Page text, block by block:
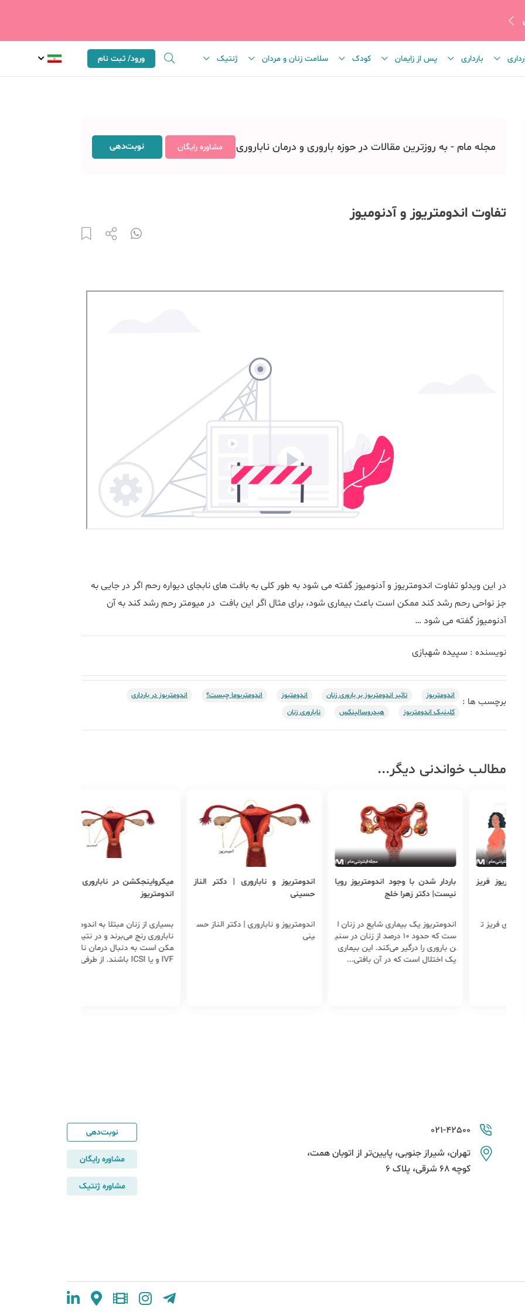
بارداری پس از زایمان کودک سلامت زنان و مردان ژنتیک ورود/ ثبت نام
مجله مام - به روزترین مقالات در حوزه باروری و درمان ناباروری مشاوره رایگان نوبت‌دهی
تفاوت اندومتریوز و آدنومیوز
در این ویدئو تفاوت اندومتریوز و آدنومیوز گفته می شود به طور کلی به بافت های نابجای دیواره رحم اگر در جایی به
جز نواحی رحم رشد کند ممکن است باعث بیماری شود، برای مثال اگر این بافت در میومتر رحم رشد کند به آن
آدنومیوز گفته می شود …
نویسنده : سپیده شهبازی
برچسب ها :
اندومتریوز تاثیر اندومتریوز بر باروری زنان اندومتیوز اندومتریوما چیست؟
اندومتریوز در بارداری
کلینیک اندومتریوز
هیدروسالپنکس ناباروری زنان
مطالب خواندنی دیگر...
با وجود اندومتریوز رویا
یک بیماری شایع در زنان ا
ست که حدود ۱۰ درصد از زنان در سنی
را درگیر می‌کند. این بیماری
است که در آن بافتی...
اندومتریوز و ناباروری | دکتر الناز
حسینی
اندومتریوز و ناباروری | دکتر الناز حس
ینی
میکرواینجکشن در ناباروری به دلیل
بسیاری از زنان مبتلا به اندومتریوز از
ناباروری رنج می‌برند و در نتیجه آن، م
مکن است به دنبال درمان ناباروری با
IVF و یا ICSI باشند. از طرفی، میزان
تنها راه بارداری با اندومتریوز فریز
یکی از روش های کمک باروری فریز ت
خمک است که ...
021-42500
تهران، شیراز جنوبی، پایین‌تر از اتوبان همت،
کوچه 68 شرقی، پلاک 6
نوبت‌دهی
مشاوره رایگان
مشاوره ژنتیک